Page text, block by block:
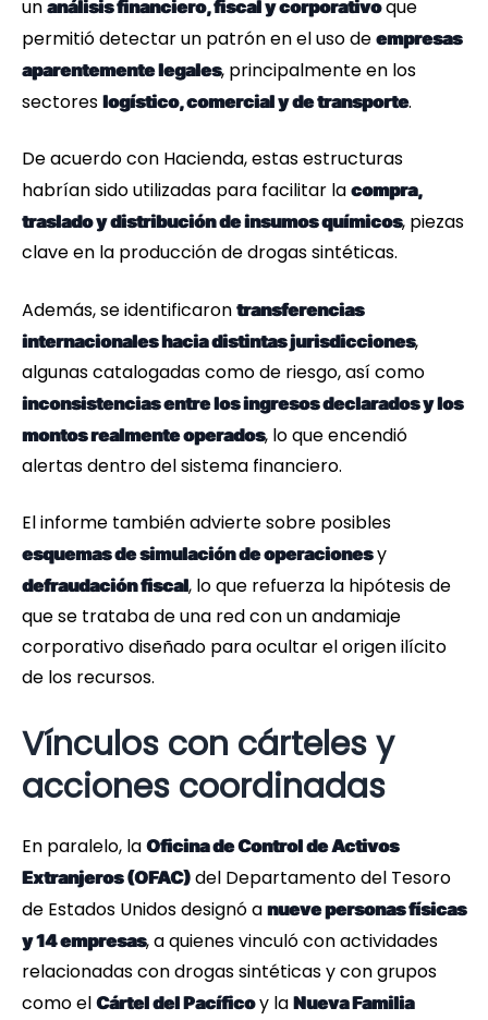
un análisis financiero, fiscal y corporativoque
permitió detectar un patrón en el uso de empresas
aparentemente legales, principalmente en los
sectores logístico, comercial y de transporte.
De acuerdo con Hacienda, estas estructuras
habrían sido utilizadas para facilitar la compra,
traslado y distribución de insumos químicos, piezas
clave en la producción de drogas sintéticas.
Además, se identificaron transferencias
internacionales hacia distintas jurisdicciones,
algunas catalogadas como de riesgo, así como
inconsistencias entre los ingresos declarados y los
montos realmente operados, lo que encendió
alertas dentro del sistema financiero.
El informe también advierte sobre posibles
esquemas de simulación de operacionesy
defraudación fiscal, lo que refuerza la hipótesis de
que se trataba de una red con un andamiaje
corporativo diseñado para ocultar el origen ilícito
de los recursos.
Vínculos con cárteles y
acciones coordinadas
En paralelo, la Oficina de Control de Activos
Extranjeros (OFAC) del Departamento del Tesoro
de Estados Unidos designó a nueve personas físicas
y 14 empresas, a quienes vinculó con actividades
relacionadas con drogas sintéticas y con grupos
como el Cártel del Pacíficoy la Nueva Familia